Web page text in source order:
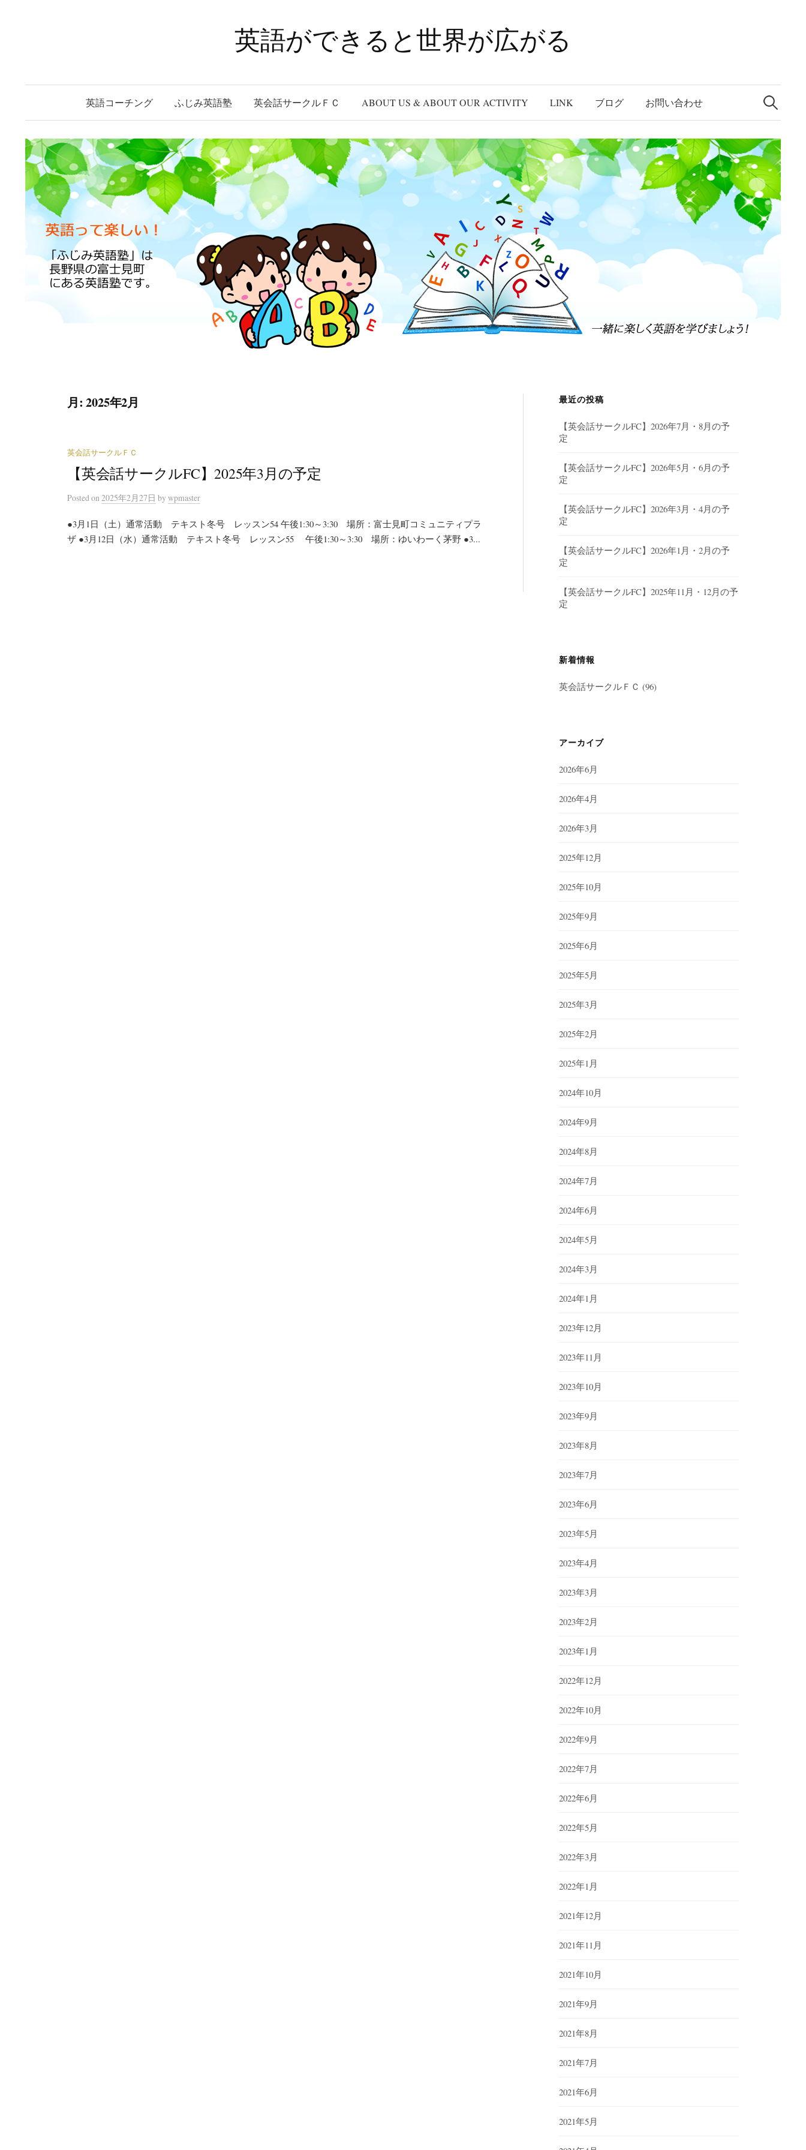
キ
ッ
プ
英語ができると世界が広がる
英語コーチング ふじみ英語塾 英会話サークルＦＣ ABOUT US & ABOUT OUR ACTIVITY LINK ブログ お問い合わせ
検
索:
月:2025年2月
英会話サークルＦＣ
【英会話サークルFC】2025年3月の予定
Postedon 2025年2月27日 by wpmaster
●3月1日（土）通常活動 テキスト冬号 レッスン54 午後1:30～3:30 場所：富士見町コミュニティプラ
ザ ●3月12日（水）通常活動 テキスト冬号 レッスン55 午後1:30～3:30 場所：ゆいわーく茅野 ●3...
最近の投稿
【英会話サークルFC】2026年7月・8月の予
定
【英会話サークルFC】2026年5月・6月の予
定
【英会話サークルFC】2026年3月・4月の予
定
【英会話サークルFC】2026年1月・2月の予
定
【英会話サークルFC】2025年11月・12月の予
定
新着情報
英会話サークルＦＣ (96)
アーカイブ
2026年6月
2026年4月
2026年3月
2025年12月
2025年10月
2025年9月
2025年6月
2025年5月
2025年3月
2025年2月
2025年1月
2024年10月
2024年9月
2024年8月
2024年7月
2024年6月
2024年5月
2024年3月
2024年1月
2023年12月
2023年11月
2023年10月
2023年9月
2023年8月
2023年7月
2023年6月
2023年5月
2023年4月
2023年3月
2023年2月
2023年1月
2022年12月
2022年10月
2022年9月
2022年7月
2022年6月
2022年5月
2022年3月
2022年1月
2021年12月
2021年11月
2021年10月
2021年9月
2021年8月
2021年7月
2021年6月
2021年5月